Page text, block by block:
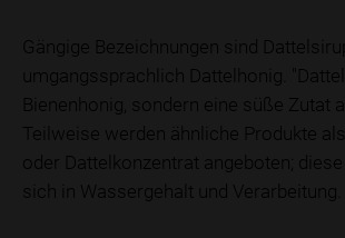
Gängige Bezeichnungen sind
umgangssprachlich Dattelhonig.
Bienenhonig, sondern eine süße Zutat
Teilweise werden ähnliche Produkte
oder Dattelkonzentrat angeboten;
sich in Wassergehalt und Verarbeitung.